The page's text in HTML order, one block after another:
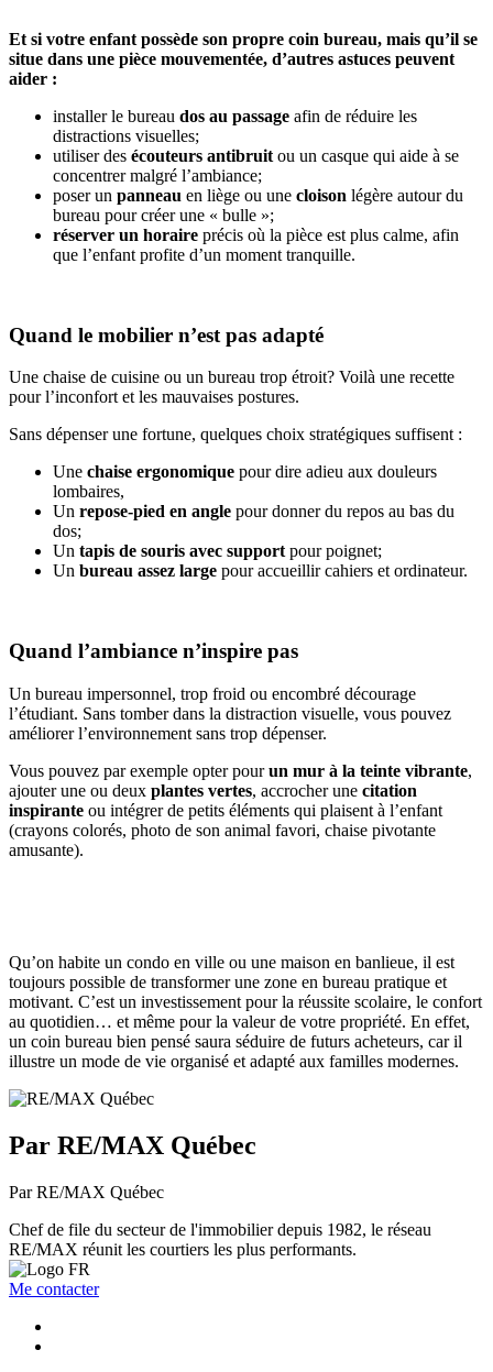
Et si votre enfant possède son propre coin bureau, mais qu’il se
situe dans une pièce mouvementée, d’autres astuces peuvent
aider :
installer le bureau dos au passage afin de réduire les
distractions visuelles;
utiliser des écouteurs antibruit ou un casque qui aide à se
concentrer malgré l’ambiance;
poser un panneau en liège ou une cloison légère autour du
bureau pour créer une « bulle »;
réserver un horaire précis où la pièce est plus calme, afin
que l’enfant profite d’un moment tranquille.
Quand le mobilier n’est pas adapté
Une chaise de cuisine ou un bureau trop étroit? Voilà une recette
pour l’inconfort et les mauvaises postures.
Sans dépenser une fortune, quelques choix stratégiques suffisent :
Une chaise ergonomique pour dire adieu aux douleurs
lombaires,
Un repose-pied en angle pour donner du repos au bas du
dos;
Un tapis de souris avec support pour poignet;
Un bureau assez large pour accueillir cahiers et ordinateur.
Quand l’ambiance n’inspire pas
Un bureau impersonnel, trop froid ou encombré décourage
l’étudiant. Sans tomber dans la distraction visuelle, vous pouvez
améliorer l’environnement sans trop dépenser.
Vous pouvez par exemple opter pourun mur à la teinte vibrante,
ajouter une ou deux plantes vertes, accrocher une citation
inspirante ou intégrer de petits éléments qui plaisent à l’enfant
(crayons colorés, photo de son animal favori, chaise pivotante
amusante).
Qu’on habite un condo en ville ou une maison en banlieue, il est
toujours possible de transformer une zone en bureau pratique et
motivant. C’est un investissement pour la réussite scolaire, le confort
au quotidien… et même pour la valeur de votre propriété. En effet,
un coin bureau bien pensé saura séduire de futurs acheteurs, car il
illustre un mode de vie organisé et adapté aux familles modernes.
Par RE/MAX Québec
Par RE/MAX Québec
Chef de file du secteur de l'immobilier depuis 1982, le réseau
RE/MAX réunit les courtiers les plus performants.
Me contacter